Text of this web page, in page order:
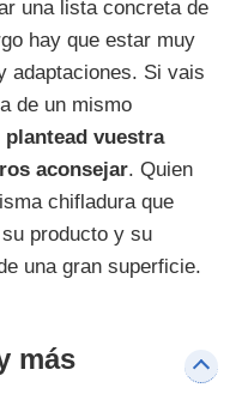
una lista concreta de
hay que estar muy
adaptaciones. Si vais
de un mismo
vuestra
aconsejar. Quien
chifladura que
producto y su
una gran superficie.
más